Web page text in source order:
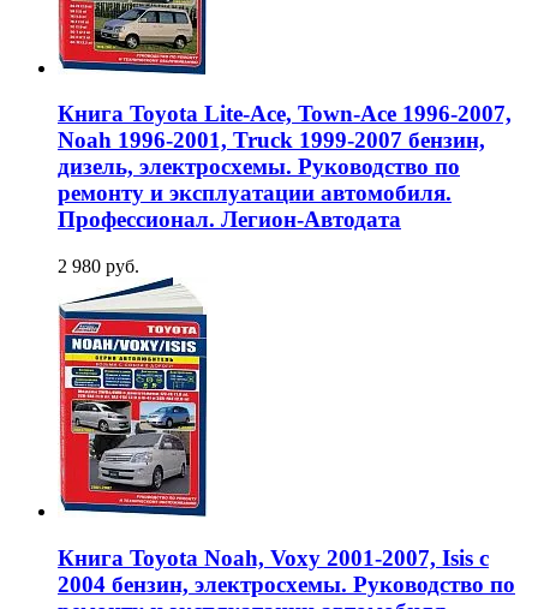
Книга Toyota Lite-Ace, Town-Ace 1996-2007,
Noah 1996-2001, Truck 1999-2007 бензин,
дизель, электросхемы. Руководство по
ремонту и эксплуатации автомобиля.
Профессионал. Легион-Aвтодата
2 980 руб.
Книга Toyota Noah, Voxy 2001-2007, Isis с
2004 бензин, электросхемы. Руководство по